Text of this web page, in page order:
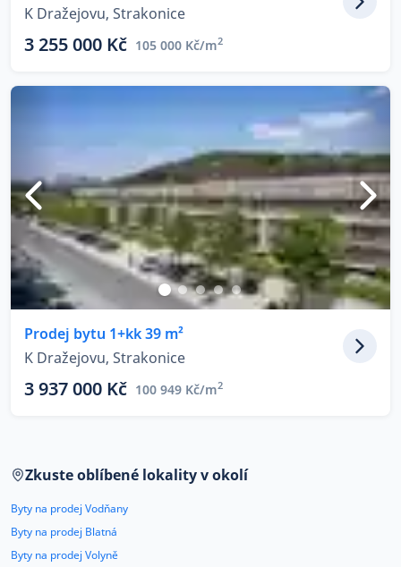
K Dražejovu, Strakonice
3 255 000 Kč 105 000 Kč/m2
Prodej bytu 1+kk 39 m²
K Dražejovu, Strakonice
3 937 000 Kč 100 949 Kč/m2
Zkuste oblíbené lokality v okolí
Byty na prodej Vodňany
Byty na prodej Blatná
Byty na prodej Volyně